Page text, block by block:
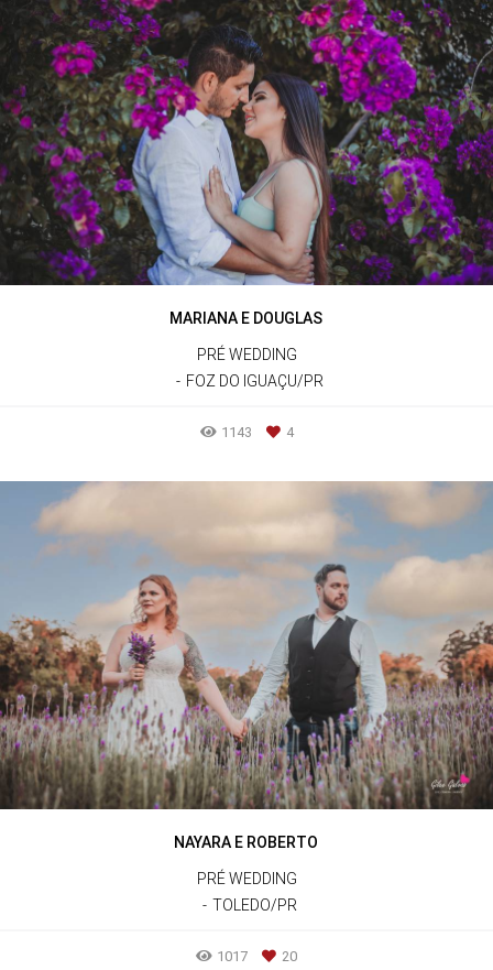
MARIANA E DOUGLAS
PRÉ WEDDING
FOZ DO IGUAÇU/PR
1143 4
NAYARA E ROBERTO
PRÉ WEDDING
TOLEDO/PR
1017 20